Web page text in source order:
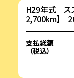
H29年式 ス
2,700km】
支払総額
（税込）